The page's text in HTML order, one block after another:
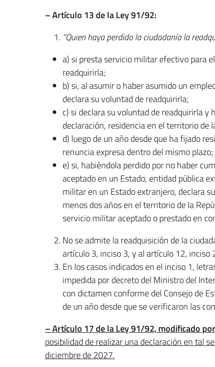
– Artículo 13 de la Ley 91/92:
“Quien haya perdido la ciudadanía la
a) si presta servicio militar efectivo para
readquirirla;
b) si, al asumir o haber asumido un
declara su voluntad de readquirirla;
c) si declara su voluntad de readquirirla
declaración, residencia en el territorio de
d) luego de un año desde que ha fijado
renuncia expresa dentro del mismo plazo;
e) si, habiéndola perdido por no haber
aceptado en un Estado, entidad pública
militar en un Estado extranjero, declara
menos dos años en el territorio de la
servicio militar aceptado o prestado en
No se admite la readquisición de la
artículo 3, inciso 3, y al artículo 12, inciso
En los casos indicados en el inciso 1,
impedida por decreto del Ministro del
con dictamen conforme del Consejo de
de un año desde que se verificaron las
– Artículo 17 de la Ley 91/92, modificado
posibilidad de realizar una declaración en tal
diciembre de 2027.